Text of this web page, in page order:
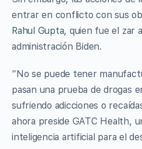
entrar en conflicto con sus
Rahul Gupta, quien fue el zar
administración Biden.
“No se puede tener
pasan una prueba de drogas
sufriendo adicciones o
ahora preside GATC Health,
inteligencia artificial para el